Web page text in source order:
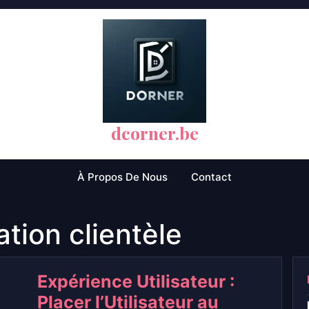
dcorner.be
À Propos De Nous Contact
clientèle
Expérience Utilisateur :
Placer l’Utilisateur au